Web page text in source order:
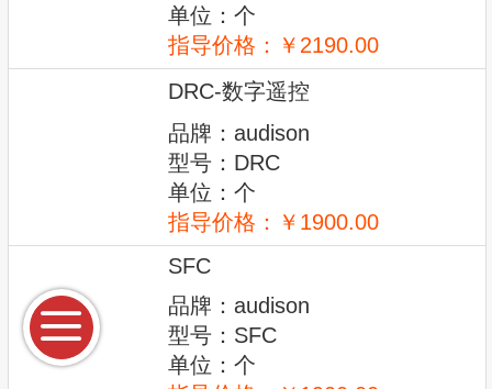
单位：个
指导价格：￥2190.00
DRC-数字遥控
品牌：audison
型号：DRC
单位：个
指导价格：￥1900.00
SFC
品牌：audison
型号：SFC
单位：个